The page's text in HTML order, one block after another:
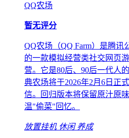
QQ农场
暂无评分
QQ农场（QQ Farm）是腾讯
的一款模拟经营类社交网页
营。它是80后、90后一代人
典农场将于2026年2月6日正
信。回归版本将保留原汁原
温"偷菜"回忆。
放置挂机 休闲 养成